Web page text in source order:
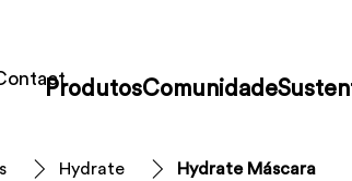
ProdutosComunidade
Hydrate Hydrate Máscara